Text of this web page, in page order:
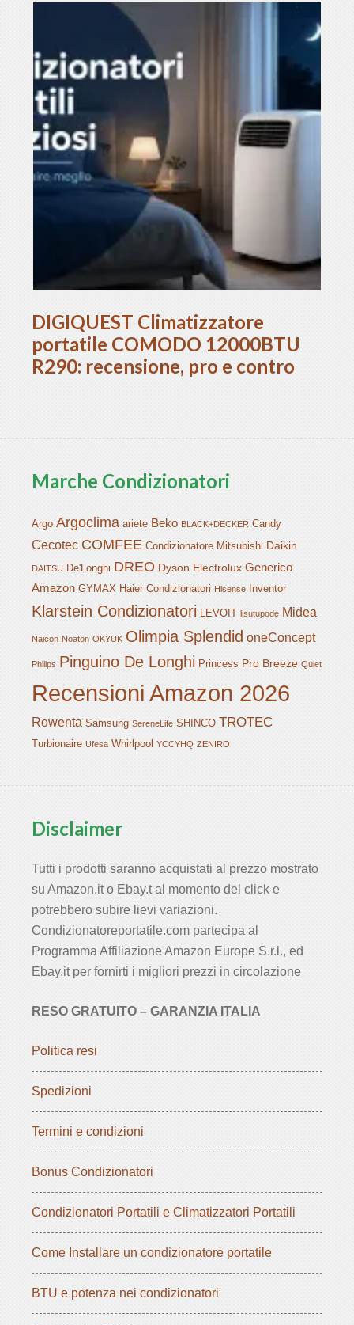
DIGIQUEST Climatizzatore
portatile COMODO 12000BTU
R290: recensione, pro e contro
Marche Condizionatori
Argo Argoclima ariete Beko BLACK+DECKER Candy
Cecotec COMFEE Condizionatore Mitsubishi Daikin
DAITSU De'Longhi DREO Dyson Electrolux Generico
Amazon GYMAX Haier Condizionatori Hisense Inventor
Klarstein Condizionatori LEVOIT lisutupode Midea
Naicon Noaton OKYUK Olimpia Splendid oneConcept
Philips Pinguino De Longhi Princess Pro Breeze Quiet
Recensioni Amazon 2026
Rowenta Samsung SereneLife SHINCO TROTEC
Turbionaire Ufesa Whirlpool YCCYHQ ZENIRO
Disclaimer
Tutti i prodotti saranno acquistati al prezzo mostrato
su Amazon.it o Ebay.t al momento del click e
potrebbero subire lievi variazioni.
Condizionatoreportatile.com partecipa al
Programma Affiliazione Amazon Europe S.r.l., ed
Ebay.it per fornirti i migliori prezzi in circolazione
RESO GRATUITO – GARANZIA ITALIA
Politica resi
Spedizioni
Termini e condizioni
Bonus Condizionatori
Condizionatori Portatili e Climatizzatori Portatili
Come Installare un condizionatore portatile
BTU e potenza nei condizionatori